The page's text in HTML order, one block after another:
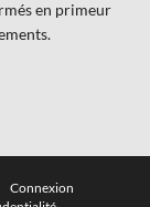
en primeur
Connexion